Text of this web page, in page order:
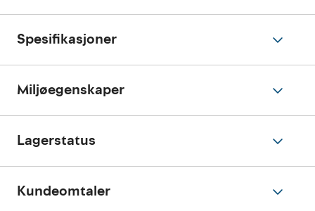
Spesifikasjoner
Miljøegenskaper
Lagerstatus
Kundeomtaler